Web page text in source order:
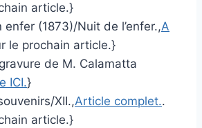
article.}
enfer (1873)/Nuit de l’enfer.,A
le prochain article.}
de M. Calamatta
ICI.}
XII.,Article complet..
article.}